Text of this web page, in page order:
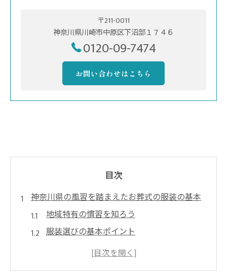
〒211-0011
神奈川県川崎市中原区下沼部１７４６
0120-09-7474
お問い合わせはこちら
目次
神奈川県の風習を踏まえたお葬式の服装の基本
地域特有の慣習を知ろう
服装選びの基本ポイント
色やデザインに関する注意事項